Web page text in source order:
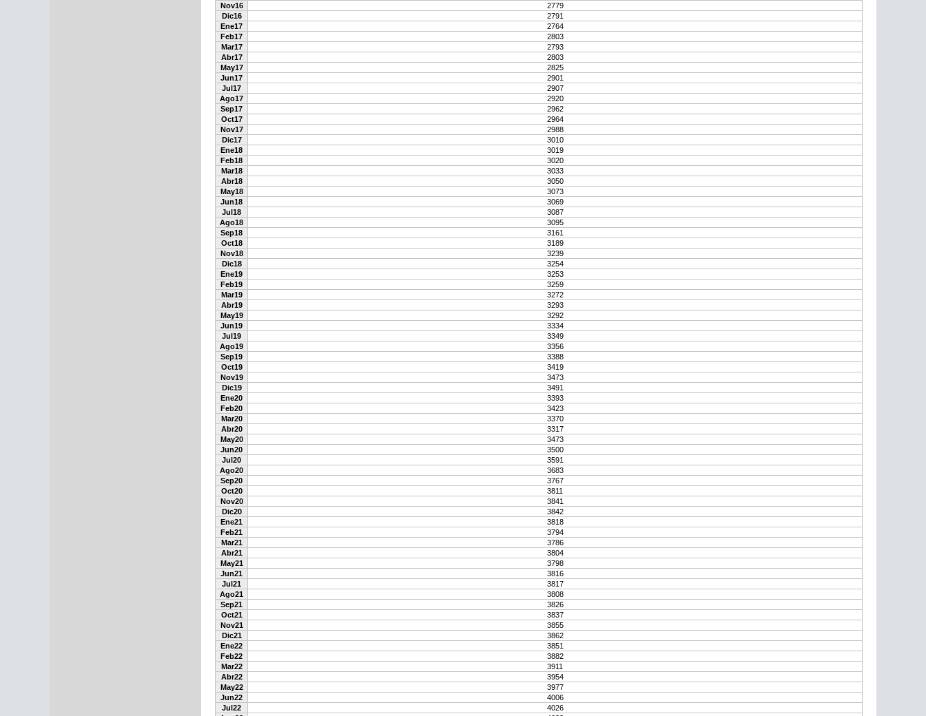
Nov16
2779
Dic16
2791
Ene17
2764
Feb17
2803
Mar17
2793
Abr17
2803
May17
2825
Jun17
2901
Jul17
2907
Ago17
2920
Sep17
2962
Oct17
2964
Nov17
2988
Dic17
3010
Ene18
3019
Feb18
3020
Mar18
3033
Abr18
3050
May18
3073
Jun18
3069
Jul18
3087
Ago18
3095
Sep18
3161
Oct18
3189
Nov18
3239
Dic18
3254
Ene19
3253
Feb19
3259
Mar19
3272
Abr19
3293
May19
3292
Jun19
3334
Jul19
3349
Ago19
3356
Sep19
3388
Oct19
3419
Nov19
3473
Dic19
3491
Ene20
3393
Feb20
3423
Mar20
3370
Abr20
3317
May20
3473
Jun20
3500
Jul20
3591
Ago20
3683
Sep20
3767
Oct20
3811
Nov20
3841
Dic20
3842
Ene21
3818
Feb21
3794
Mar21
3786
Abr21
3804
May21
3798
Jun21
3816
Jul21
3817
Ago21
3808
Sep21
3826
Oct21
3837
Nov21
3855
Dic21
3862
Ene22
3851
Feb22
3882
Mar22
3911
Abr22
3954
May22
3977
Jun22
4006
Jul22
4026